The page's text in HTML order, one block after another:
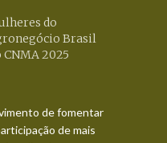
do
Brasil
CNMA 2025
de fomentar
de mais